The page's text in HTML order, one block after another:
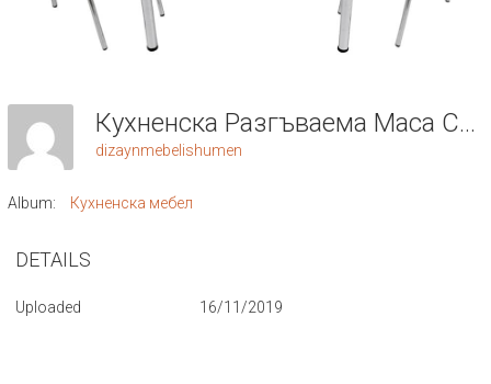
Кухненска Разгъваема Маса Със Столове 8
dizaynmebelishumen
Album: Кухненска мебел
DETAILS
Uploaded 16/11/2019